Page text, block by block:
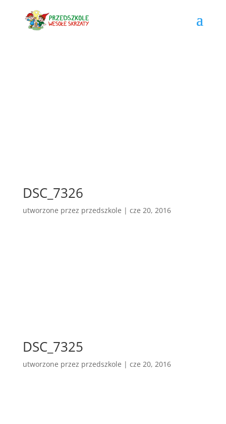
DSC_7326
utworzone przez przedszkole | cze 20, 2016
DSC_7325
utworzone przez przedszkole | cze 20, 2016